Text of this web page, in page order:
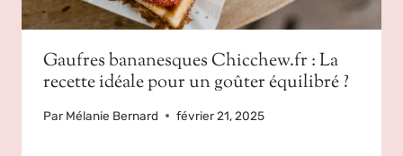
Gaufres bananesques Chicchew.fr : La
recette idéale pour un goûter équilibré ?
Par Mélanie Bernard février 21, 2025